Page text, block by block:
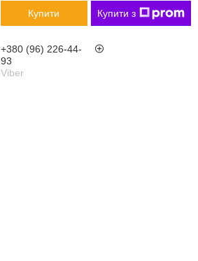
Купити Купити з
+380 (96) 226-44-
93
Viber